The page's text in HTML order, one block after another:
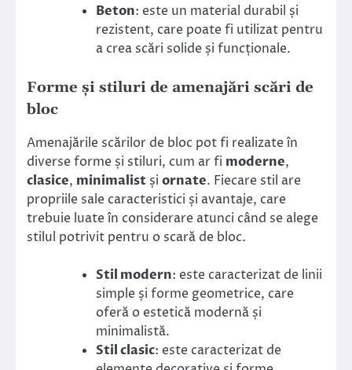
Beton: este un material durabil și
rezistent, care poate fi utilizat pentru
a crea scări solide și funcționale.
Forme și stiluri de amenajări scări de
bloc
Amenajările scărilor de bloc pot fi realizate în
diverse forme și stiluri, cum ar fi moderne,
clasice, minimalist și ornate. Fiecare stil are
propriile sale caracteristici și avantaje, care
trebuie luate în considerare atunci când se alege
stilul potrivit pentru o scară de bloc.
Stil modern: este caracterizat de linii
simple și forme geometrice, care
oferă o estetică modernă și
minimalistă.
Stil clasic: este caracterizat de